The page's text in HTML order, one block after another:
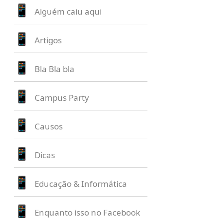
Alguém caiu aqui
Artigos
Bla Bla bla
Campus Party
Causos
Dicas
Educação & Informática
Enquanto isso no Facebook